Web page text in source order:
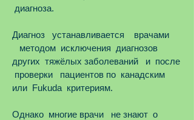
диагноза.
Диагноз устанавливается врачами
методом исключения диагнозов
других тяжёлых заболеваний и после
проверки пациентов по канадским
или Fukuda критериям.
Однако многие врачи не знают о